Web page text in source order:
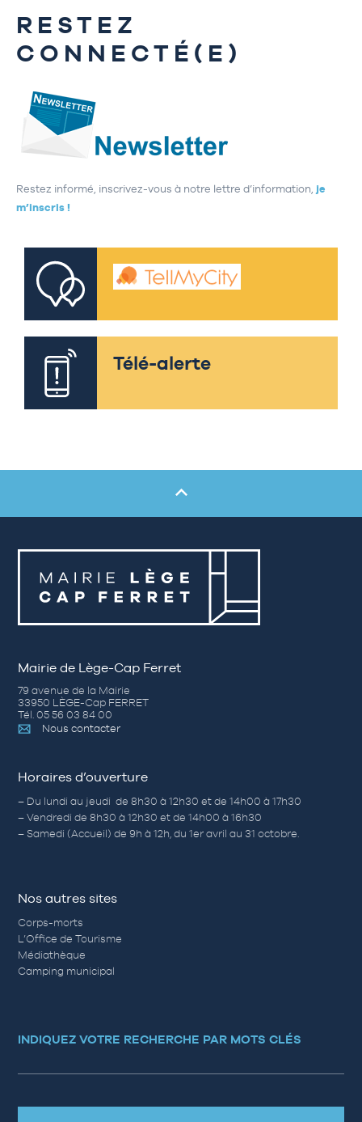
RESTEZ
CONNECTÉ(E)
Restez informé, inscrivez-vous à notre lettre d’information, je
m’inscris !
Télé-alerte
Mairie de Lège-Cap Ferret
79 avenue de la Mairie
33950 LÈGE-Cap FERRET
Tél. 05 56 03 84 00
Nous contacter
Horaires d’ouverture
– Du lundi au jeudi de 8h30 à 12h30 et de 14h00 à 17h30
– Vendredi de 8h30 à 12h30 et de 14h00 à 16h30
– Samedi (Accueil) de 9h à 12h, du 1er avril au 31 octobre.
Nos autres sites
Corps-morts
L’Office de Tourisme
Médiathèque
Camping municipal
INDIQUEZ VOTRE RECHERCHE PAR MOTS CLÉS